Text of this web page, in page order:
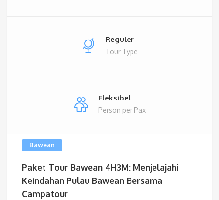
Reguler
Tour Type
Fleksibel
Person per Pax
Bawean
Paket Tour Bawean 4H3M: Menjelajahi
Keindahan Pulau Bawean Bersama
Campatour